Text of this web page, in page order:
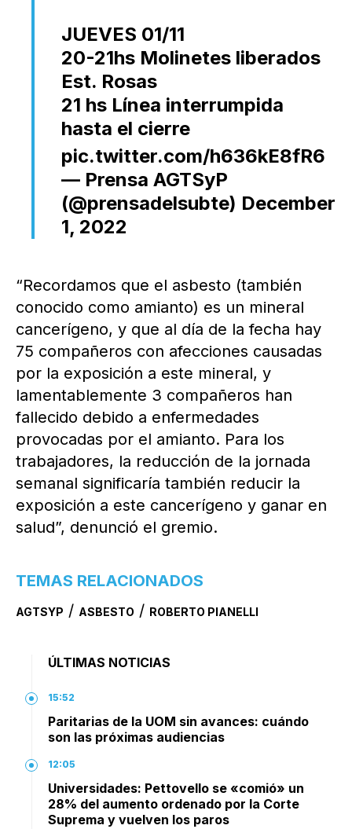
JUEVES 01/11
20-21hs Molinetes liberados
Est. Rosas
21 hs Línea interrumpida
hasta el cierre
pic.twitter.com/h636kE8fR6
— Prensa AGTSyP
(@prensadelsubte) December
1, 2022
“Recordamos que el asbesto (también
conocido como amianto) es un mineral
cancerígeno, y que al día de la fecha hay
75 compañeros con afecciones causadas
por la exposición a este mineral, y
lamentablemente 3 compañeros han
fallecido debido a enfermedades
provocadas por el amianto. Para los
trabajadores, la reducción de la jornada
semanal significaría también reducir la
exposición a este cancerígeno y ganar en
salud”, denunció el gremio.
TEMAS RELACIONADOS
AGTSYP / ASBESTO / ROBERTO PIANELLI
ÚLTIMAS NOTICIAS
15:52
Paritarias de la UOM sin avances: cuándo
son las próximas audiencias
12:05
Universidades: Pettovello se «comió» un
28% del aumento ordenado por la Corte
Suprema y vuelven los paros